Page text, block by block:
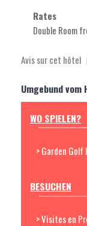
Rates
Double Room
Avis sur cet hôtel
Umgebund
WO SPIELEN?
> Garden
BESUCHEN
> Visites en